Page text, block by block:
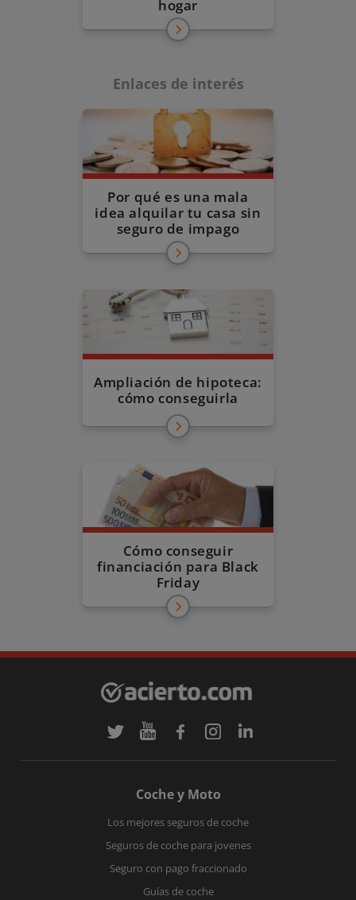
hogar
Enlaces de interés
Por qué es una mala
idea alquilar tu casa sin
seguro de impago
Ampliación de hipoteca:
cómo conseguirla
Cómo conseguir
financiación para Black
Friday
Coche y Moto
Los mejores seguros de coche
Seguros de coche para jovenes
Seguro con pago fraccionado
Guías de coche